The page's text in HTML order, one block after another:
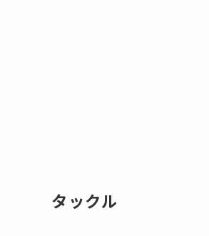
タックル